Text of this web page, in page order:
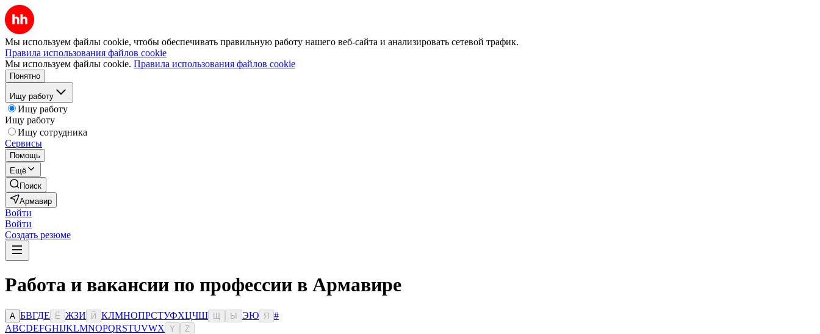
Мы используем файлы cookie, чтобы обеспечивать правильную работу нашего веб-сайта и анализировать сетевой трафик.
Правила использования файлов cookie
Мы используем файлы cookie. Правила использования файлов cookie
Понятно
Ищу работу
Ищу работу
Ищу работу
Ищу сотрудника
Сервисы
Помощь
Ещё
Поиск
Армавир
Войти
Войти
Создать резюме
Работа и вакансии по профессии в Армавире
А БВГДЕ Ё ЖЗИ Й КЛМНОПРСТУФХЦЧШ Ы ЭЮ Я
#
ABCDEFGHIJKLMNOPQRSTUVWX Y Z